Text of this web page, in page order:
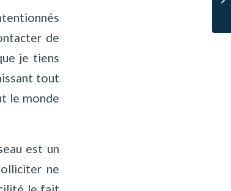
de
je tiens
tout
le monde
est un
ne